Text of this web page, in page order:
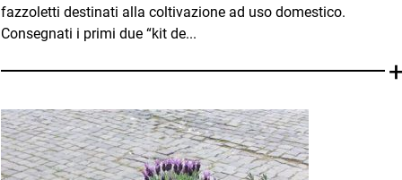
fazzoletti destinati alla coltivazione ad uso domestico.
Consegnati i primi due “kit de...